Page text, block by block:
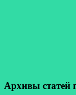
Архивы статей